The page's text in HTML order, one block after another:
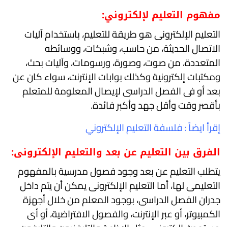
مفهوم التعليم لإلكتروني:
التعليم الإلكترونى هو طريقة للتعليم، باستخدام آليات
الاتصال الحديثة، من حاسب، وشبكات، ووسائطه
المتعددة، من صوت، وصورة، ورسومات، وآليات بحث،
ومكتبات إلكترونية وكذلك بوابات الإنترنت، سواء كان عن
بعد أو فى الفصل الدراسى لإيصال المعلومة للمتعلم
بأقصر وقت وأقل جهد وأكبر فائدة.
إقرأ ايضاً :فلسفة التعليم الإلكتروني
الفرق بين التعليم عن بعد والتعليم الإلكترونى:
يتطلب التعليم عن بعد وجود فصول مدرسية بالمفهوم
التعليمى لها، أما التعليم الإلكترونى يمكن أن يتم داخل
جدران الفصل الدراسى، بوجود المعلم من خلال أجهزة
الكمبيوتر، أو عبر الإنترنت، والفصول الافتراضية، أو أى